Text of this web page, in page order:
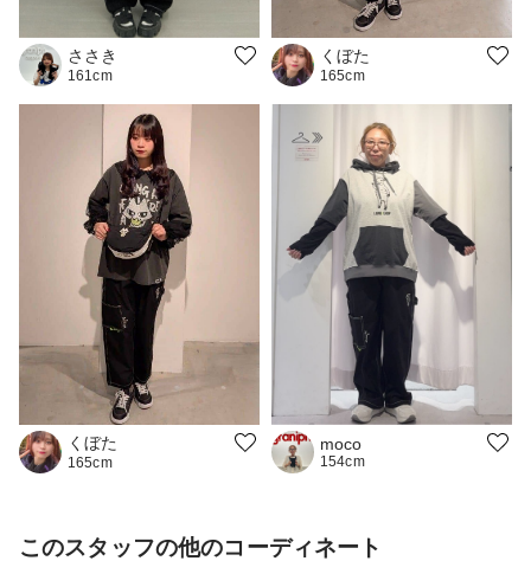
ささき
161cm
くぼた
165cm
くぼた
165cm
moco
154cm
このスタッフの他のコーディネート